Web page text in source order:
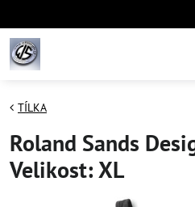
TÍLKA
Roland Sands
Velikost: XL